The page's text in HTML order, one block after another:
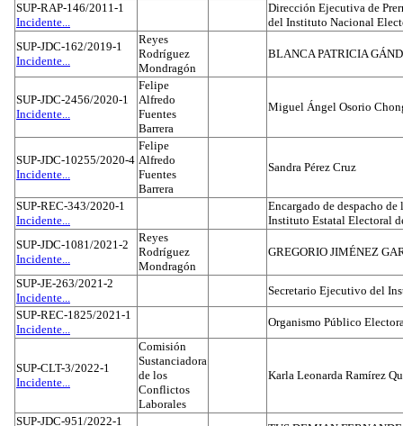
SUP-RAP-146/2011-1
Incidente...
Dirección Ejecutiva de
del Instituto Nacional
SUP-JDC-162/2019-1
Incidente...
Reyes
Rodríguez
Mondragón
BLANCA PATRICIA
SUP-JDC-2456/2020-1
Incidente...
Felipe
Alfredo
Fuentes
Barrera
Miguel Ángel Osorio
SUP-JDC-10255/2020-4
Incidente...
Felipe
Alfredo
Fuentes
Barrera
Sandra Pérez Cruz
SUP-REC-343/2020-1
Incidente...
Encargado de despacho
Instituto Estatal Electoral
SUP-JDC-1081/2021-2
Incidente...
Reyes
Rodríguez
Mondragón
GREGORIO JIMÉNEZ
SUP-JE-263/2021-2
Incidente...
Secretario Ejecutivo del
SUP-REC-1825/2021-1
Incidente...
Organismo Público
SUP-CLT-3/2022-1
Incidente...
Comisión
Sustanciadora
de los
Conflictos
Laborales
Karla Leonarda Ramírez
SUP-JDC-951/2022-1